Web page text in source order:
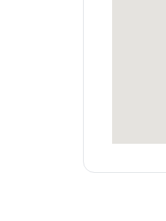
cta_box.sub_headline